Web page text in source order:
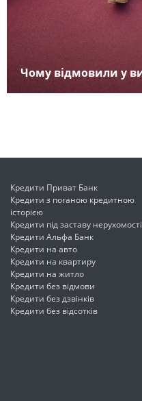
Чому відмовили у
Кредити Приват Банк
Кредити з поганою кредитною
історією
Кредити під заставу нерухомості
Кредити Альфа Банк
Кредити на авто
Кредити на квартиру
Кредити на житло
Кредити без відмови
Кредити без дзвінків
Кредити без відсотків